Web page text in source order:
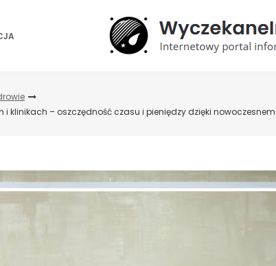
klinikach – oszczędność czasu i pieniędzy dzięki